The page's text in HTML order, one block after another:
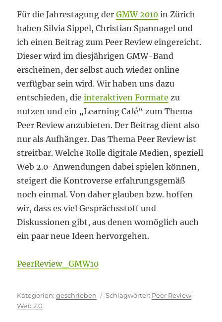
Für die Jahrestagung derGMW 2010 in Zürich
haben Silvia Sippel, Christian Spannagel und
ich einen Beitrag zum Peer Review eingereicht.
Dieser wird im diesjährigen GMW-Band
erscheinen, der selbst auch wieder online
verfügbar sein wird. Wir haben uns dazu
entschieden, dieinteraktiven Formate zu
nutzen und ein „Learning Café“ zum Thema
Peer Review anzubieten. Der Beitrag dient also
nur als Aufhänger. Das Thema Peer Review ist
streitbar. Welche Rolle digitale Medien, speziell
Web 2.0-Anwendungen dabei spielen können,
steigert die Kontroverse erfahrungsgemäß
noch einmal. Von daher glauben bzw. hoffen
wir, dass es viel Gesprächsstoff und
Diskussionen gibt, aus denen womöglich auch
ein paar neue Ideen hervorgehen.
PeerReview_GMW10
Kategorien
geschrieben Schlagwörter
Peer Review,
Web 2.0